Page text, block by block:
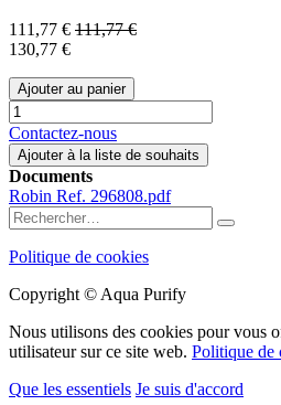
111,77 € 111,77€
130,77 €
Ajouter au panier
Contactez-nous
Ajouter à la liste de souhaits
Documents
Robin Ref. 296808.pdf
Politique de cookies
Copyright © Aqua Purify
Nous utilisons des cookies pour vous
utilisateur sur ce site web. Politique de
Que les essentiels Je suis d'accord